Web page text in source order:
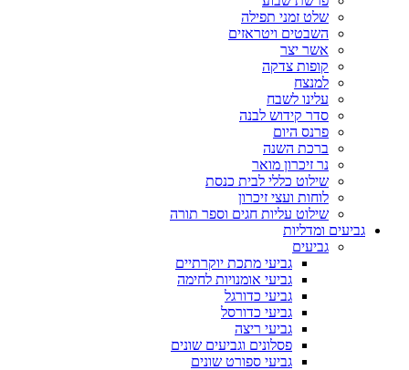
שלט זמני תפילה
השבטים ויטראזים
אשר יצר
קופות צדקה
למנצח
עלינו לשבח
סדר קידוש לבנה
פרנס היום
ברכת השנה
נר זיכרון מואר
שילוט כללי לבית כנסת
לוחות ועצי זיכרון
שילוט עליות חגים וספר תורה
גביעים ומדליות
גביעים
גביעי מתכת יוקרתיים
גביעי אומנויות לחימה
גביעי כדורגל
גביעי כדורסל
גביעי ריצה
פסלונים וגביעים שונים
גביעי ספורט שונים